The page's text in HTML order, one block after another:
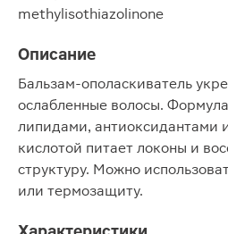
methylisothiazolinone
Описание
Бальзам-ополаскиватель
ослабленные волосы.
липидами, антиоксидантами
кислотой питает локоны и
структуру. Можно
или термозащиту.